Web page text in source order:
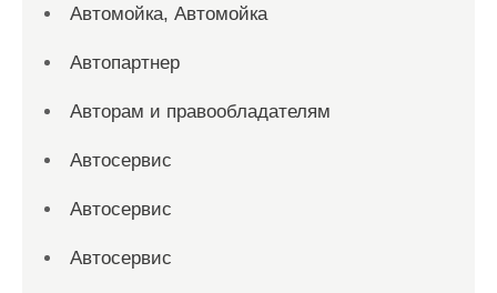
Автомойка, Автомойка
Автопартнер
Авторам и правообладателям
Автосервис
Автосервис
Автосервис